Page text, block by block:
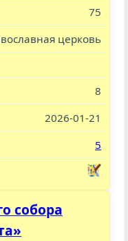
75
церковь
8
2026-01-21
5
собора